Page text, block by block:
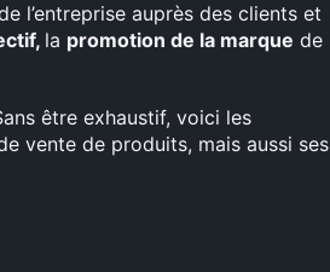
l’entreprise auprès des clients et
la promotion de la marque de
être exhaustif, voici les
vente de produits, mais aussi ses